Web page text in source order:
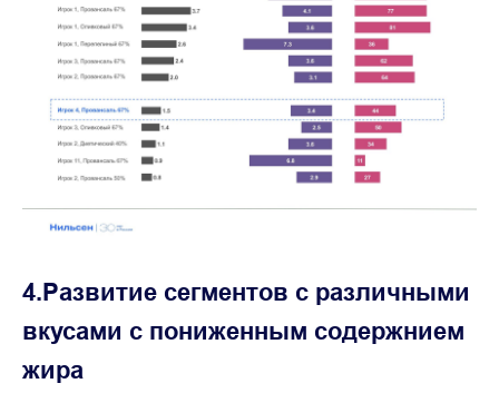
4.Развитие сегментов с различными
вкусами с пониженным содержнием
жира